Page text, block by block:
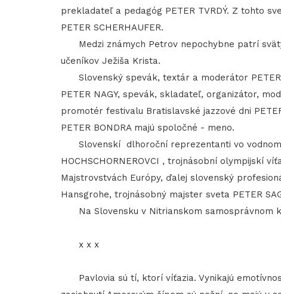
prekladateľ a pedagóg PETER TVRDÝ. Z tohto
PETER SCHERHAUFER.
Medzi známych Petrov nepochybne patrí
učeníkov Ježiša Krista.
Slovenský spevák, textár a moderátor
PETER NAGY, spevák, skladateľ, organizátor,
promotér festivalu Bratislavské jazzové dni
PETER BONDRA majú spoločné - meno.
Slovenskí dlhoroční reprezentanti vo vodnom
HOCHSCHORNEROVCI , trojnásobní olympijskí
Majstrovstvách Európy, ďalej slovenský
Hansgrohe, trojnásobný majster sveta PETER
Na Slovensku v Nitrianskom samosprávnom
x x x
Pavlovia sú tí, ktorí víťazia. Vynikajú